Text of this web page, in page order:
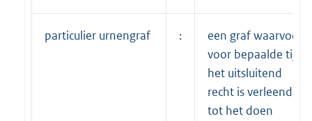
particulier urnengraf :
een graf waarvoor
voor bepaalde tijd
het uitsluitend
recht is verleend
tot het doen